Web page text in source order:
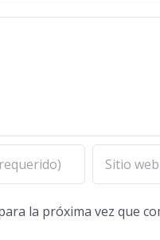
la próxima vez que